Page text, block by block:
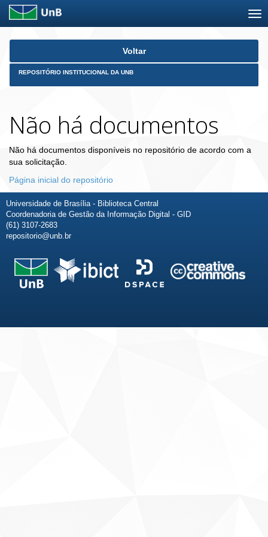
Skip
Voltar
REPOSITÓRIO INSTITUCIONAL DA UNB
Não há documentos
Não há documentos disponíveis no repositório de acordo com a
sua solicitação.
Página inicial do repositório
Universidade de Brasília - Biblioteca Central
Coordenadoria de Gestão da Informação Digital - GID
(61) 3107-2683
repositorio@unb.br